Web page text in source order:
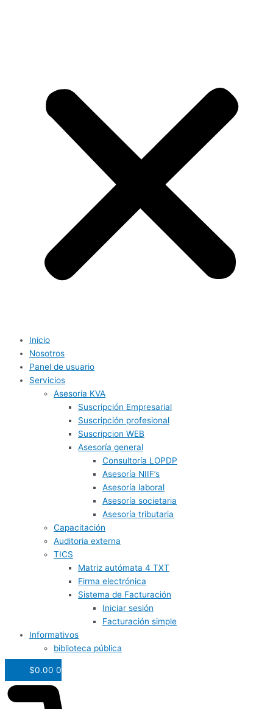
Inicio
Nosotros
Panel de usuario
Servicios
Asesoría KVA
Suscripción Empresarial
Suscripción profesional
Suscripcion WEB
Asesoría general
Consultoría LOPDP
Asesoría NIIF’s
Asesoría laboral
Asesoría societaria
Asesoría tributaria
Capacitación
Auditoria externa
TICS
Matriz autómata 4 TXT
Firma electrónica
Sistema de Facturación
Iniciar sesión
Facturación simple
Informativos
biblioteca pública
$0.00 0